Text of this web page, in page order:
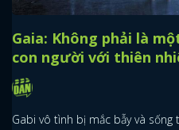
Gaia: Không phải là
con người với thiên
Gabi vô tình bị mắc bẫy và